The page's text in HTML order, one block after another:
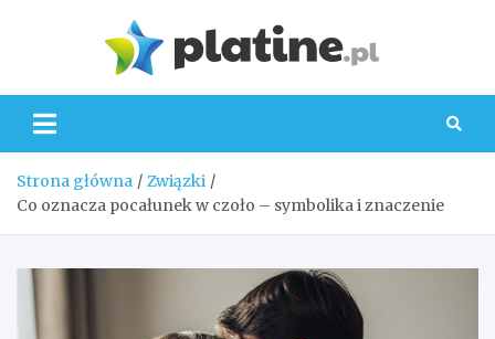
Strona główna
Związki
Co oznacza pocałunek w czoło – symbolika i znaczenie